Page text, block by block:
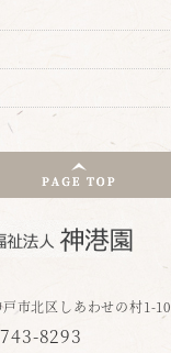
戸市北区しあわせの村1-10
8293